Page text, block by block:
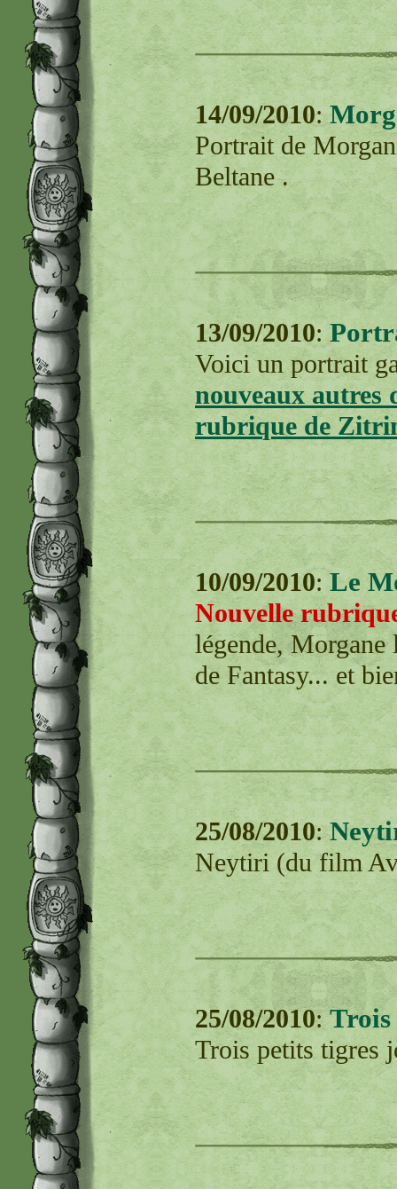
14/09/2010:
Portrait de
Beltane .
13/09/2010:
Voici un portrait
nouveaux autres
rubrique de
10/09/2010: Le
Nouvelle
légende, Morgane
de Fantasy... et
25/08/2010:
Neytiri (du film
25/08/2010: Trois
Trois petits tigres